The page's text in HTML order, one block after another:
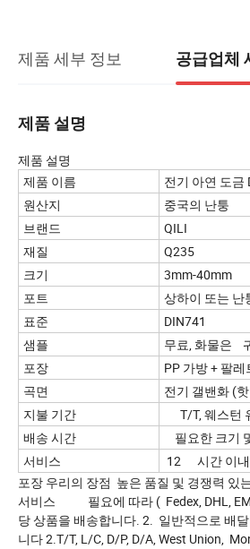
제품 세부 정보 공급업체
제품 설명
제품 설명
제품 이름
전기 아연 도금
원산지
중국의 난퉁
브랜드
QILI
재질
Q235
크기
3mm-40mm
포트
상하이 또는 난
표준
DIN741
샘플
무료, 화물은
포장
PP 가방 + 팔
곡면
전기 갤밴화 (
지불 기간
T/T, 웨스턴
배송 시간
필요한 크기
서비스
12 시간 이내
포장 우리의 장점 높은 품질 및 경쟁력 있
서비스 필요에 따라 ( Fedex, DHL,
당 상품을 배송합니다. 2. 일반적으로 배
니다 2.T/T, L/C, D/P, D/A, West Union,